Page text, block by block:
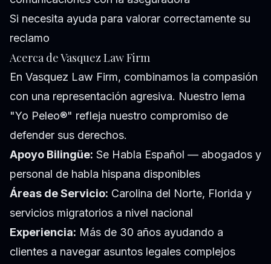
Si necesita ayuda para valorar correctamente su
reclamo
Acerca de Vasquez Law Firm
En Vasquez Law Firm, combinamos la compasión
con una representación agresiva. Nuestro lema
"Yo Peleo®" refleja nuestro compromiso de
defender sus derechos.
Apoyo Bilingüe: Se Habla Español — abogados y
personal de habla hispana disponibles
Áreas de Servicio: Carolina del Norte, Florida y
servicios migratorios a nivel nacional
Experiencia: Más de 30 años ayudando a
clientes a navegar asuntos legales complejos